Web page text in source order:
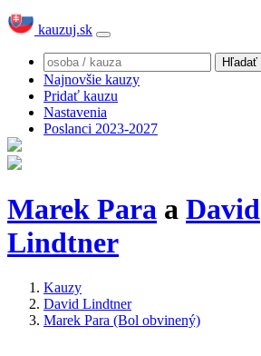
kauzuj.sk
Najnovšie kauzy
Pridať kauzu
Nastavenia
Poslanci 2023-2027
Marek Para a David
Lindtner
Kauzy
David Lindtner
Marek Para (Bol obvinený)